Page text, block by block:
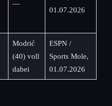
—
01.07.2026
Modrić
(40) voll
dabei
ESPN /
Sports Mole,
01.07.2026